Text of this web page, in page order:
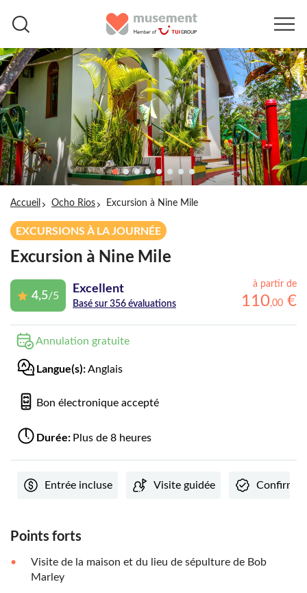
Accueil Ocho Rios Excursion à Nine Mile
EXCURSIONS À LA JOURNÉE
Excursion à Nine Mile
4,5/5
Excellent
Basé sur 356 évaluations
à partir de
110,00 €
Annulation gratuite
Langue(s):Anglais
Bon électronique accepté
Durée: Plus de 8 heures
Entrée incluse Visite guidée
Points forts
Visite de la maison et du lieu de sépulture de Bob
Marley